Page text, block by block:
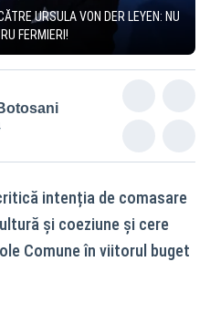
URSULA VON DER LEYEN: NU
FERMIERI!
intenția de comasare
și coeziune și cere
Comune în viitorul buget